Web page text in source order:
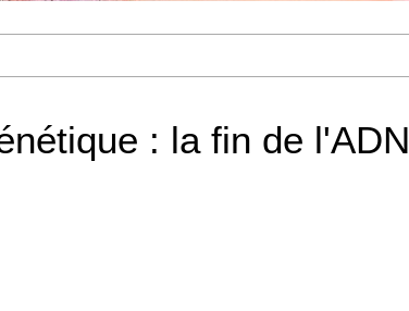
: la fin de l'ADN